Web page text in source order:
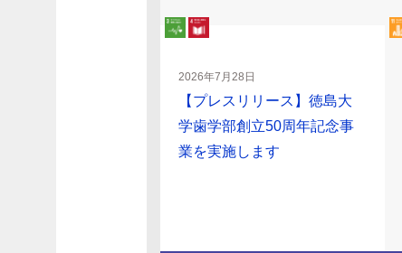
2026年7月28日
【プレスリリース】徳島大
学歯学部創立50周年記念事
業を実施します